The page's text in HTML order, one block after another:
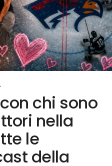
chi sono
nella
le
della